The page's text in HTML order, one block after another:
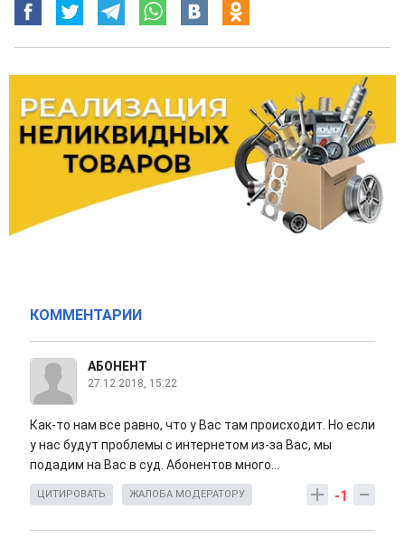
КОММЕНТАРИИ
АБОНЕНТ
27.12.2018, 15:22
Как-то нам все равно, что у Вас там происходит. Но если
у нас будут проблемы с интернетом из-за Вас, мы
подадим на Вас в суд. Абонентов много...
-1
ЦИТИРОВАТЬ ЖАЛОБА МОДЕРАТОРУ